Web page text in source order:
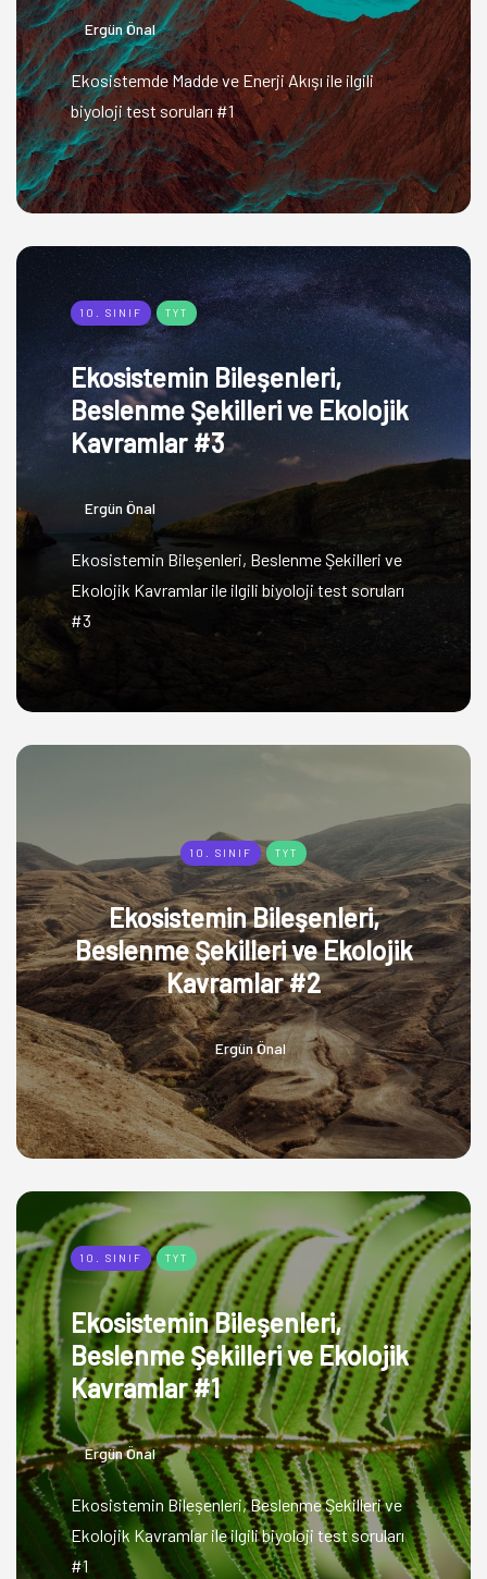
Ergün Önal
Ekosistemde Madde ve Enerji Akışı ile ilgili
biyoloji test soruları #1
10. SINIF TYT
Ekosistemin Bileşenleri,
Beslenme Şekilleri ve Ekolojik
Kavramlar #3
Ergün Önal
Ekosistemin Bileşenleri, Beslenme Şekilleri ve
Ekolojik Kavramlar ile ilgili biyoloji test soruları
#3
10. SINIF TYT
Ekosistemin Bileşenleri,
Beslenme Şekilleri ve Ekolojik
Kavramlar #2
Ergün Önal
10. SINIF TYT
Ekosistemin Bileşenleri,
Beslenme Şekilleri ve Ekolojik
Kavramlar #1
Ergün Önal
Ekosistemin Bileşenleri, Beslenme Şekilleri ve
Ekolojik Kavramlar ile ilgili biyoloji test soruları
#1